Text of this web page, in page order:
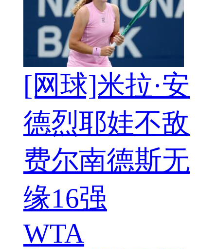
[网球]米拉·安
德烈耶娃不敌
费尔南德斯无
缘16强
WTA